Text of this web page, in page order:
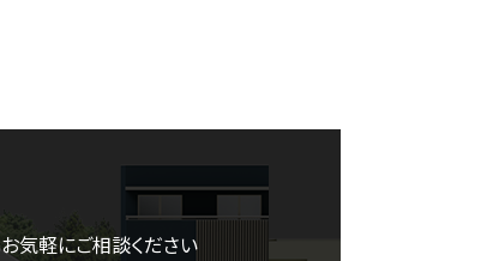
気軽にご相談ください